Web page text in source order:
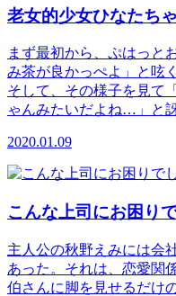
老女的少女ひなたち
まず最初から、ぷはっと
み茶が良かっぺよ」と呟
そして、その様子を見て
ゃんみたいだよね…」と
2020.01.09
こんな上司にお困り
主人公の秋野えみには会
あった。それは、恋愛関
伯さんに脚を見せるだけ